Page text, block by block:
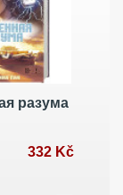
разума
332 Kč